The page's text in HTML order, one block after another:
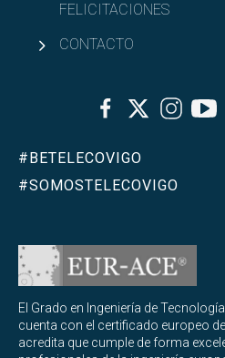
FELICITACIONES
CONTACTO
FacebookTwitterInstagram
#BETELECOVIGO
#SOMOSTELECOVIGO
El Grado en Ingeniería de
cuenta con el certificado europeo
acredita que cumple de forma